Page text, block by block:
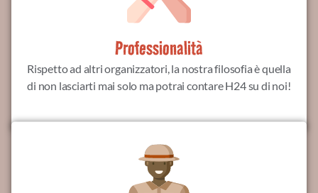
Professionalità
Rispetto ad altri organizzatori, la nostra filosofia è quella
di non lasciarti mai solo ma potrai contare H24 su di noi!